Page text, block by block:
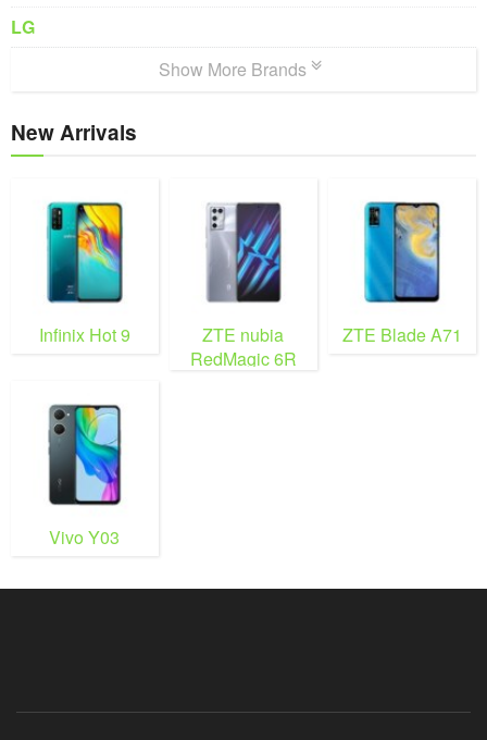
LG
Show More Brands
New Arrivals
Infinix Hot 9
ZTE nubia
RedMagic 6R
ZTE Blade A71
Vivo Y03